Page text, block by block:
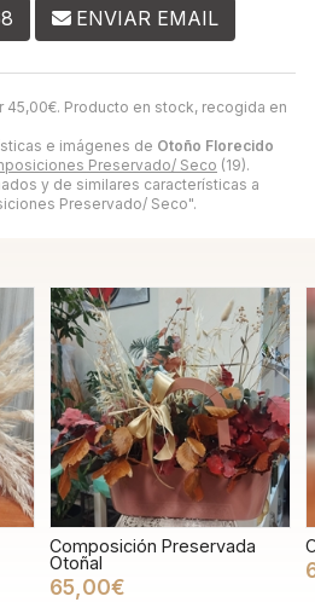
45,00€. Producto en stock, recogida en
e imágenes de Otoño Florecido
Preservado/ Seco (19).
y de similares características a
Preservado/ Seco".
ENVIAR EMAIL
Composición Preservada
Otoñal
65,00€